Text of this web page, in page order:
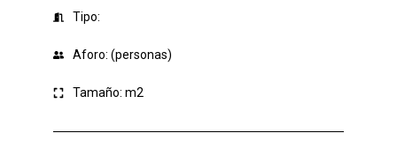
Tipo:
Aforo: (personas)
Tamaño:m2